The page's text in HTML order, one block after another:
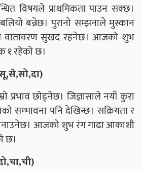
विषयले प्राथमिकता पाउन सक्छ।
बन्नेछ। पुरानो सम्झनाले मुस्कान
वातावरण सुखद रहनेछ। आजको शुभ
१ रहेको छ।
प्रभाव छोड्नेछ। जिज्ञासाले नयाँ कुरा
सम्भावना पनि देखिन्छ। सक्रियता र
आजको शुभ रंग गाढा आकाशी
छ।